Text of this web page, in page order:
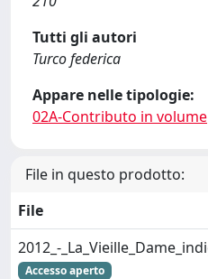
Tutti gli autori
Turco federica
Appare nelle tipologie:
02A-Contributo in volume
File in questo prodotto:
File
2012_-
Accesso aperto